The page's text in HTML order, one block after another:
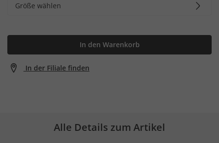
Größe wählen
In den Warenkorb
In der Filiale finden
Alle Details zum Artikel